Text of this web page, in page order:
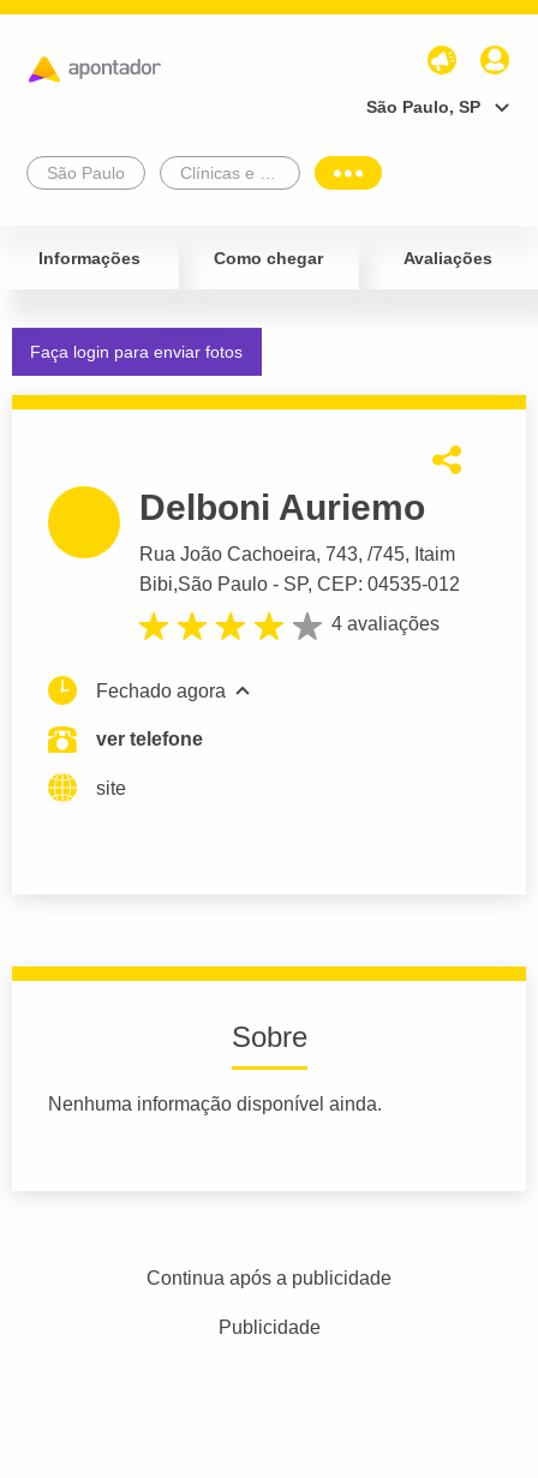
São Paulo, SP
São Paulo
Informações Como chegar Avaliações
Faça login para enviar fotos
Delboni Auriemo
Rua João Cachoeira, 743, /745, Itaim
Bibi,São Paulo - SP, CEP: 04535-012
4 avaliações
Fechado agora
ver telefone
site
Sobre
Nenhuma informação disponível ainda.
Continua após a publicidade
Publicidade